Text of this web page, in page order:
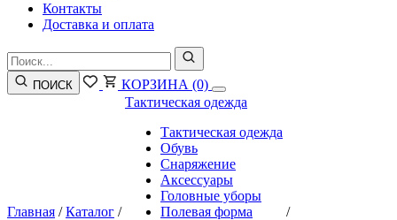
Контакты
Доставка и оплата
ПОИСК КОРЗИНА (0)
Главная /Каталог /
Тактическая одежда
Тактическая одежда
Обувь
Снаряжение
Аксессуары
Головные уборы
Полевая форма
/